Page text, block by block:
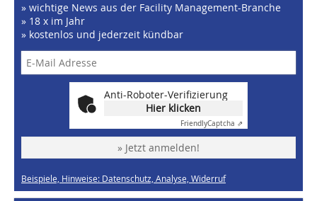
» wichtige News aus der Facility Management-Branche
» 18 x im Jahr
» kostenlos und jederzeit kündbar
Anti-Roboter-Verifizierung
Hier klicken
FriendlyCaptcha ⇗
» Jetzt anmelden!
Beispiele, Hinweise: Datenschutz, Analyse, Widerruf